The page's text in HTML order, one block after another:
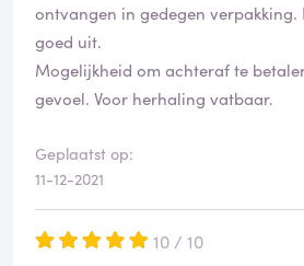
ontvangen in gedegen
goed uit.
Mogelijkheid om achteraf te
gevoel. Voor herhaling vatbaar.
Geplaatst op:
11-12-2021
10 / 10